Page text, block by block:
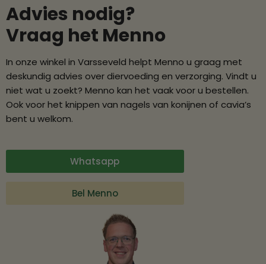
Advies nodig?
Vraag het Menno
In onze winkel in Varsseveld helpt Menno u graag met
deskundig advies over diervoeding en verzorging. Vindt u
niet wat u zoekt? Menno kan het vaak voor u bestellen.
Ook voor het knippen van nagels van konijnen of cavia’s
bent u welkom.
Whatsapp
Bel Menno